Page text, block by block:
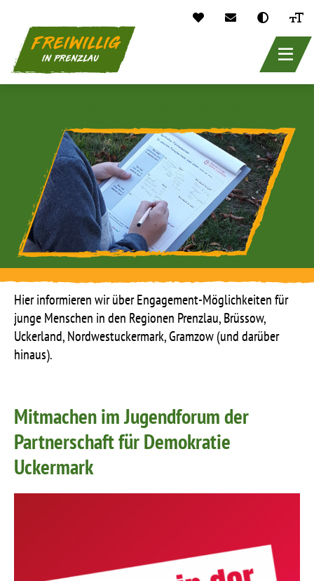
Direkt
Hier informieren wir über Engagement-Möglichkeiten für
junge Menschen in den Regionen Prenzlau, Brüssow,
Uckerland, Nordwestuckermark, Gramzow (und darüber
hinaus).
Mitmachen im Jugendforum der
Partnerschaft für Demokratie
Uckermark